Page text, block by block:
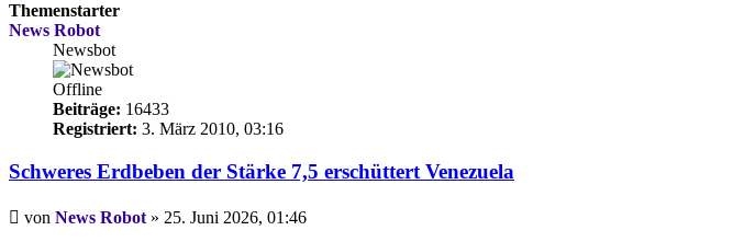
Themenstarter
News Robot
Newsbot
Offline
Beiträge: 16433
Registriert: 3. März 2010, 03:16
Schweres Erdbeben der Stärke 7,5 erschüttert Venezuela
Beitrag
von News Robot » 25. Juni 2026, 01:46